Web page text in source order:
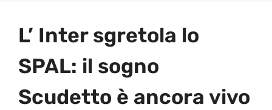
L’ Inter sgretola lo
SPAL: il sogno
Scudetto è ancora vivo